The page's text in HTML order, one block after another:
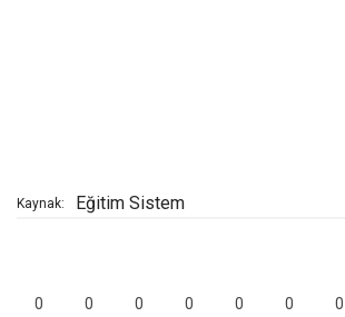
Kaynak: Eğitim Sistem
0 0 0 0 0 0 0